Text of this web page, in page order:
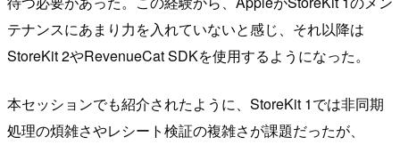
テナンスにあまり力を入れていないと感じ、それ以降は
StoreKit 2やRevenueCat SDKを使用するようになった。
本セッションでも紹介されたように、StoreKit 1では非同期
処理の煩雑さやレシート検証の複雑さが課題だったが、